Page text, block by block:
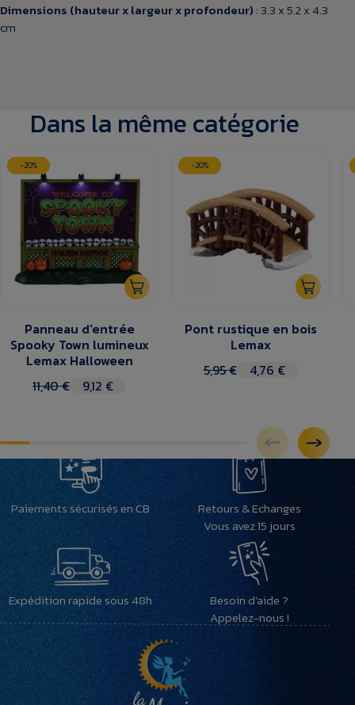
Dimensions (hauteur x largeur x profondeur) : 3.3 x 5.2 x 4.3
cm
Dans la même catégorie
-20%
Panneau d'entrée
Spooky Town lumineux
Lemax Halloween
11,40 €
9,12 €
-20%
Pont rustique en bois
Lemax
5,95 €
4,76 €
Paiements sécurisés en CB
Retours & Echanges
Vous avez 15 jours
Expédition rapide sous 48h
Besoin d’aide ?
Appelez-nous !